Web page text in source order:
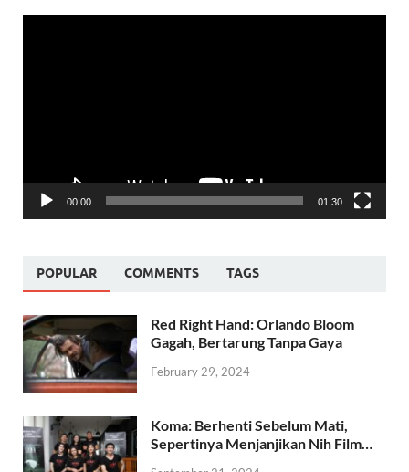
00:00 01:30
POPULAR COMMENTS TAGS
Red Right Hand: Orlando Bloom
Gagah, Bertarung Tanpa Gaya
February 29, 2024
Koma: Berhenti Sebelum Mati,
Sepertinya Menjanjikan Nih Film…